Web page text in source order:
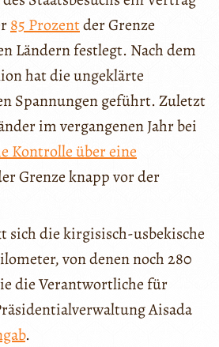
85 Prozentder Grenze
Ländern festlegt. Nach dem
hat die ungeklärte
Spannungen geführt. Zuletzt
im vergangenen Jahr bei
Kontrolle über eine
Grenze knapp vor der
sich die kirgisisch-usbekische
von denen noch 280
die Verantwortliche für
Aisada
.